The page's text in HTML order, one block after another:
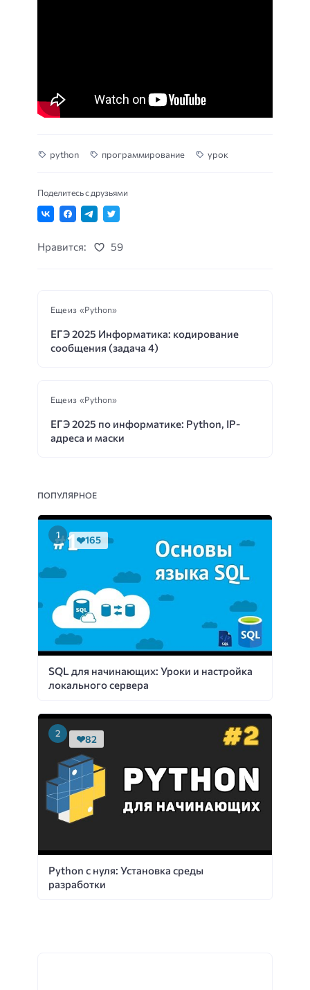
python программирование урок
Поделитесь с друзьями
Нравится: 59
Еще из «Python»
ЕГЭ 2025 Информатика: кодирование
сообщения (задача 4)
Еще из «Python»
ЕГЭ 2025 по информатике: Python, IP-
адреса и маски
ПОПУЛЯРНОЕ
SQL для начинающих: Уроки и настройка
локального сервера
165
Python с нуля: Установка среды
разработки
82